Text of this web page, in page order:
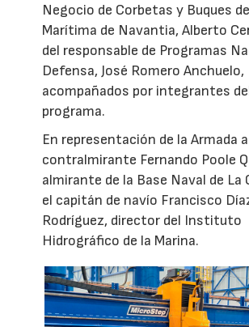
Negocio de Corbetas y Buques
Marítima de Navantia, Alberto
del responsable de Programas
Defensa, José Romero Anchuelo,
acompañados por integrantes
programa.
En representación de la Armada
contralmirante Fernando Poole
almirante de la Base Naval de La
el capitán de navío Francisco
Rodríguez, director del Instituto
Hidrográfico de la Marina.